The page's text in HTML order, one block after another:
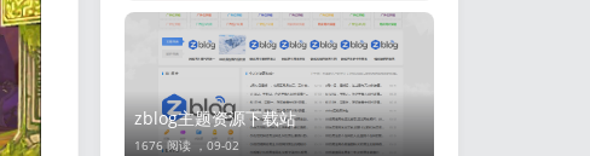
zblog主题资源下载站
1676 阅读 ， 09-02